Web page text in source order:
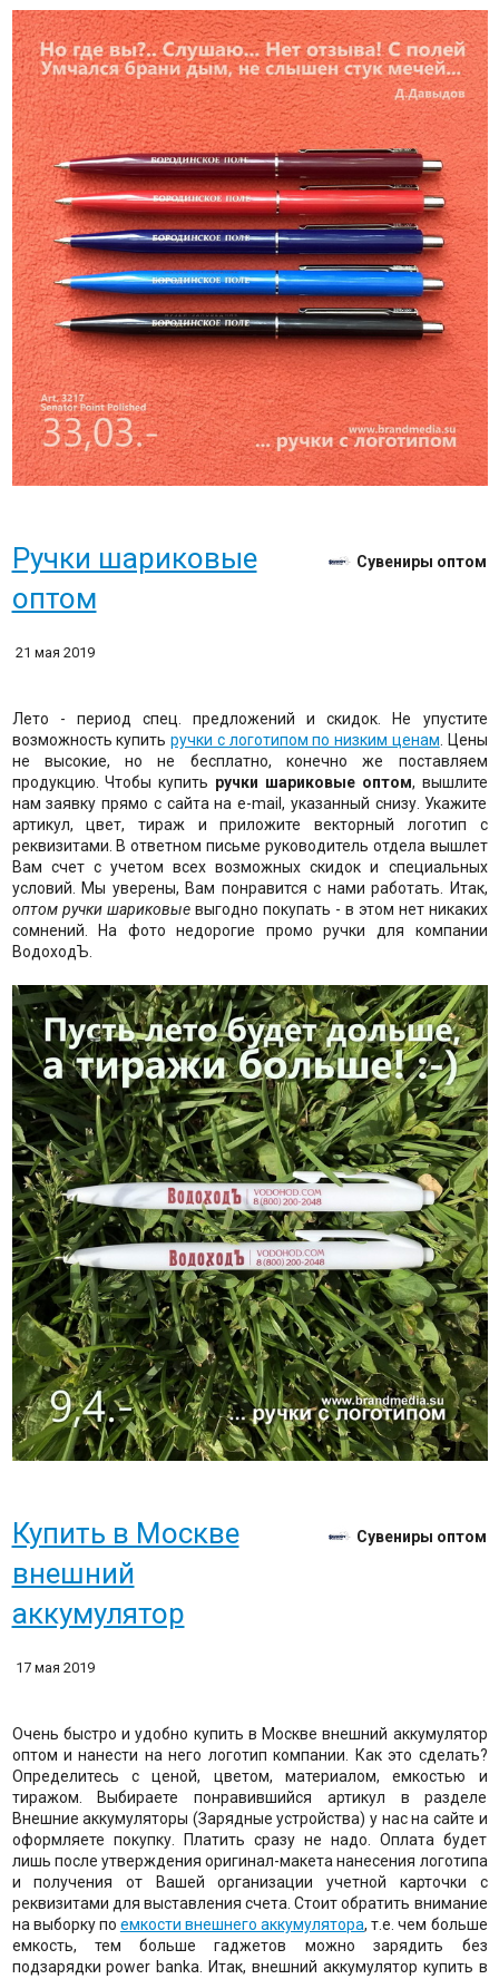
Ручки шариковые
оптом
Сувениры оптом
21 мая 2019
Лето - период спец. предложений и скидок. Не упустите
возможность купить ручки с логотипом по низким ценам . Цены
не высокие, но не бесплатно, конечно же поставляем
продукцию. Чтобы купить ручки шариковые оптом, вышлите
нам заявку прямо с сайта на e-mail, указанный снизу. Укажите
артикул, цвет, тираж и приложите векторный логотип с
реквизитами. В ответном письме руководитель отдела вышлет
Вам счет с учетом всех возможных скидок и специальных
условий. Мы уверены, Вам понравится с нами работать. Итак,
оптом ручки шариковыевыгодно покупать - в этом нет никаких
сомнений. На фото недорогие промо ручки для компании
ВодоходЪ.
Купить в Москве
внешний
аккумулятор
Сувениры оптом
17 мая 2019
Очень быстро и удобно купить в Москве внешний аккумулятор
оптом и нанести на него логотип компании. Как это сделать?
Определитесь с ценой, цветом, материалом, емкостью и
тиражом. Выбираете понравившийся артикул в разделе
Внешние аккумуляторы (Зарядные устройства) у нас на сайте и
оформляете покупку. Платить сразу не надо. Оплата будет
лишь после утверждения оригинал-макета нанесения логотипа
и получения от Вашей организации учетной карточки с
реквизитами для выставления счета. Стоит обратить внимание
на выборку по емкости внешнего аккумулятора, т.е. чем больше
емкость, тем больше гаджетов можно зарядить без
подзарядки power banka. Итак, внешний аккумулятор купить в